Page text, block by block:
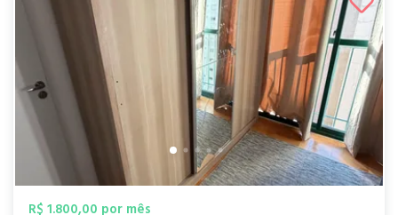
R$ 1.800,00 por mês